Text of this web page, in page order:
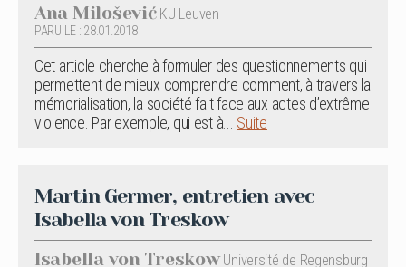
Ana MiloševićKU Leuven
PARU LE : 28.01.2018
Cet article cherche à formuler des questionnements qui
permettent de mieux comprendre comment, à travers la
mémorialisation, la société fait face aux actes d’extrême
violence. Par exemple, qui est à... Suite
Martin Germer, entretien avec
Isabella von Treskow
Isabella von TreskowUniversité de Regensburg